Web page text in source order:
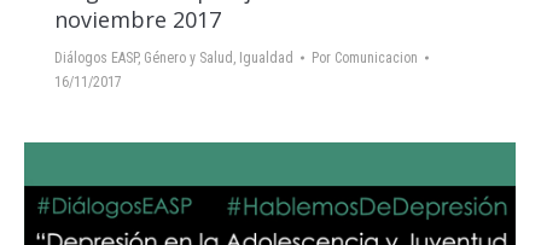
noviembre 2017
Diálogos EASP, Género y Salud , Igualdad Por Comunicacion
16/11/2017